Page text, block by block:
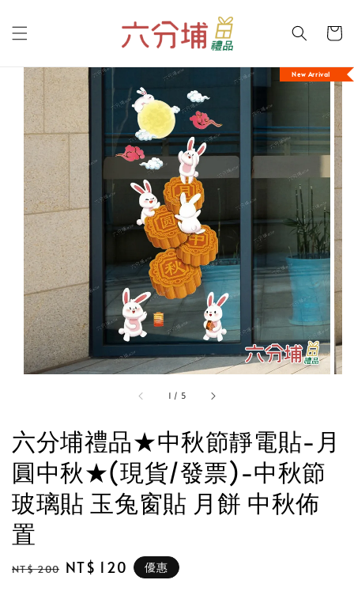
1 / 5
New Arrival
六分埔禮品★中秋節靜電貼-月
圓中秋★(現貨/發票)-中秋節
玻璃貼 玉兔窗貼 月餅 中秋佈
置
Regular
NT$ 200 Sale
NT$ 120 優惠